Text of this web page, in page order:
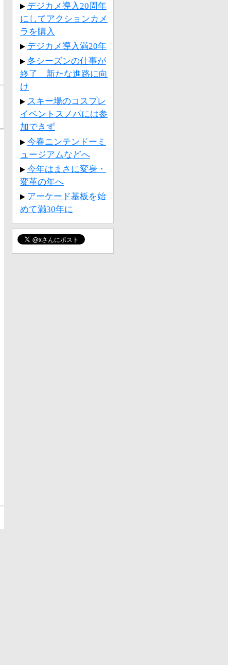
デジカメ導入20周年
にしてアクションカメ
ラを購入
デジカメ導入満20年
冬シーズンの仕事が
終了 新たな進路に向
け
スキー場のコスプレ
イベントスノパには参
加できず
今春ニンテンドーミ
ュージアムなどへ
今年はまさに変身・
変革の年へ
アーケード基板を始
めて満30年に